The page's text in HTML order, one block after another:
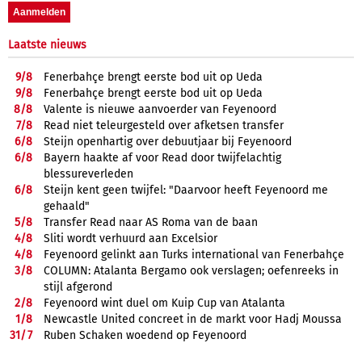
Laatste nieuws
9/8
Fenerbahçe brengt eerste bod uit op Ueda
9/8
Fenerbahçe brengt eerste bod uit op Ueda
8/8
Valente is nieuwe aanvoerder van Feyenoord
7/8
Read niet teleurgesteld over afketsen transfer
6/8
Steijn openhartig over debuutjaar bij Feyenoord
6/8
Bayern haakte af voor Read door twijfelachtig
blessureverleden
6/8
Steijn kent geen twijfel: "Daarvoor heeft Feyenoord me
gehaald"
5/8
Transfer Read naar AS Roma van de baan
4/8
Sliti wordt verhuurd aan Excelsior
4/8
Feyenoord gelinkt aan Turks international van Fenerbahçe
3/8
COLUMN: Atalanta Bergamo ook verslagen; oefenreeks in
stijl afgerond
2/8
Feyenoord wint duel om Kuip Cup van Atalanta
1/8
Newcastle United concreet in de markt voor Hadj Moussa
31/7
Ruben Schaken woedend op Feyenoord